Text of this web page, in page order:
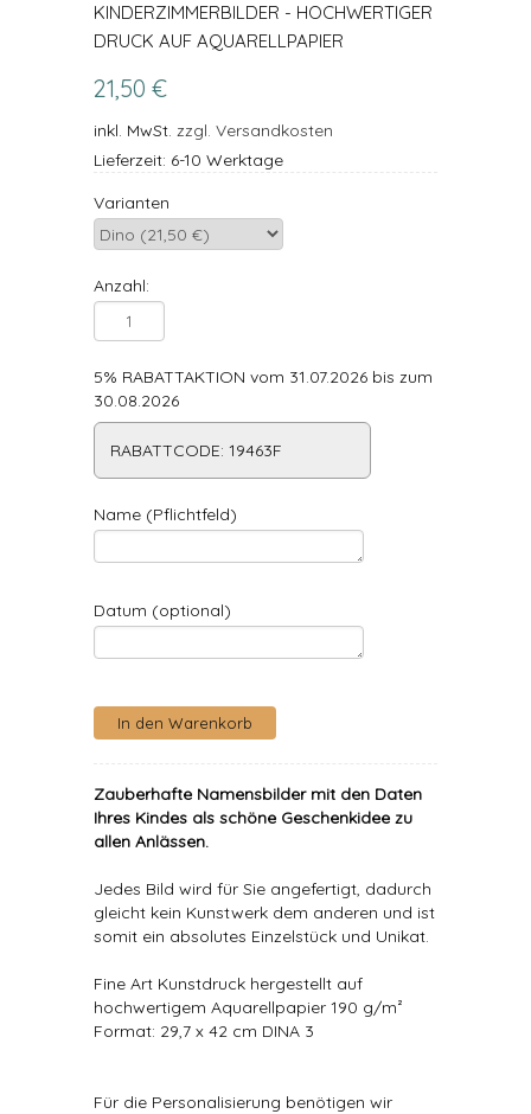
KINDERZIMMERBILDER - HOCHWERTIGER
DRUCK AUF AQUARELLPAPIER
21,50 €
inkl. MwSt. zzgl. Versandkosten
Lieferzeit: 6-10 Werktage
Varianten
Anzahl:
5% RABATTAKTION vom 31.07.2026 bis zum
30.08.2026
RABATTCODE: 19463F
Name (Pflichtfeld)
Datum (optional)
Zauberhafte Namensbilder mit den Daten
Ihres Kindes als schöne Geschenkidee zu
allen Anlässen.
Jedes Bild wird für Sie angefertigt, dadurch
gleicht kein Kunstwerk dem anderen und ist
somit ein absolutes Einzelstück und Unikat.
Fine Art Kunstdruck hergestellt auf
hochwertigem Aquarellpapier 190 g/m²
Format: 29,7 x 42 cm DINA 3
Für die Personalisierung benötigen wir